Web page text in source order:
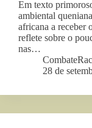
Em texto
ambiental
africana a receber
reflete sobre o
nas…
28 de